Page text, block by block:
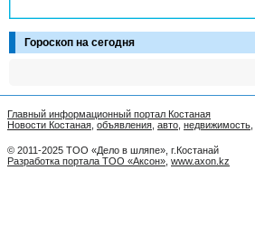
Гороскоп на сегодня
Главный информационный портал Костаная
Новости Костаная объявления авто недвижимость
© 2011-2025 ТОО «Дело в шляпе», г.Костанай
Разработка портала ТОО «Аксон» www.axon.kz